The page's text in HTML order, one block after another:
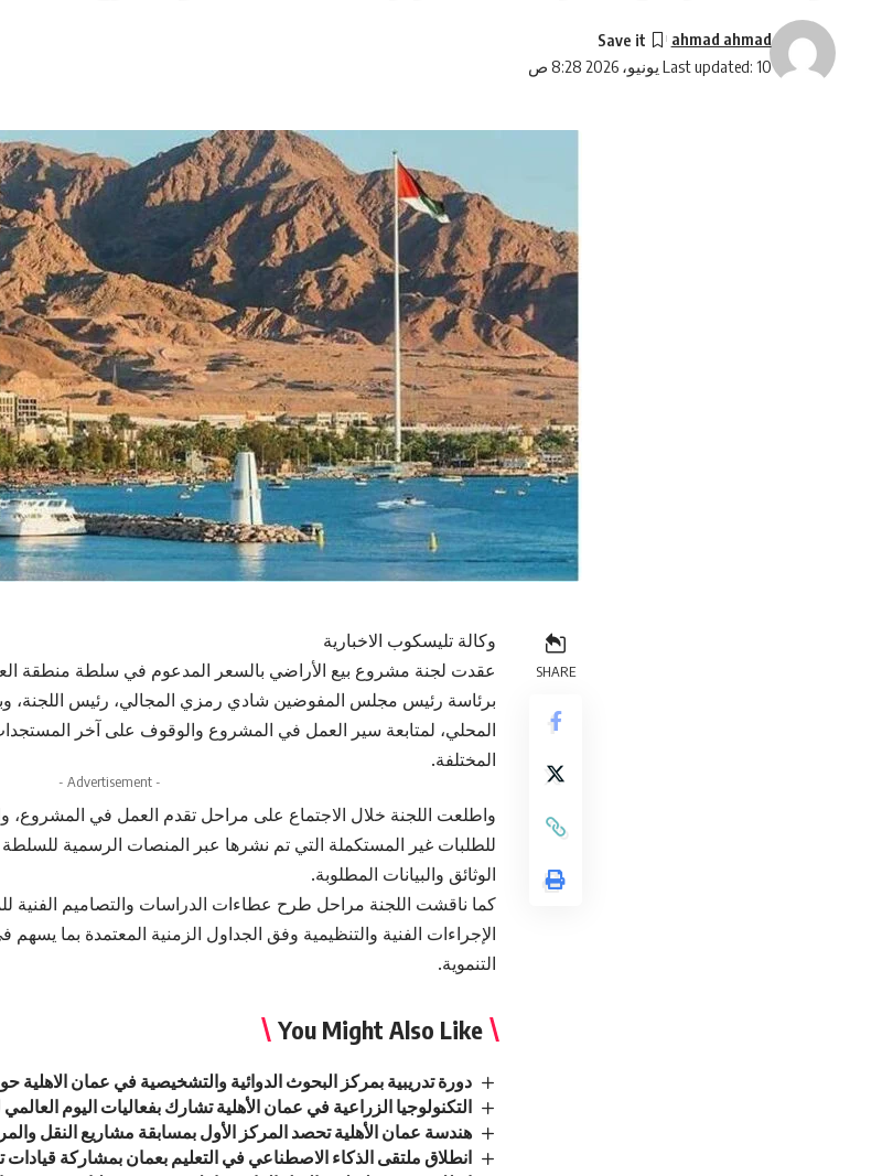
Last updated: 10 يونيو، 2026 8:28 ص
ahmad ahmad
SHARE
وكالة تليسكوب الاخبارية
عقدت لجنة مشروع بيع الأراضي بالسعر المدعوم في سلطة منطقة
برئاسة رئيس مجلس المفوضين شادي رمزي المجالي، رئيس اللجنة،
المحلي، لمتابعة سير العمل في المشروع والوقوف على آخر
المختلفة.
- Advertisement -
واطلعت اللجنة خلال الاجتماع على مراحل تقدم العمل في المشروع،
للطلبات غير المستكملة التي تم نشرها عبر المنصات الرسمية للسلطة
الوثائق والبيانات المطلوبة.
كما ناقشت اللجنة مراحل طرح عطاءات الدراسات والتصاميم
الإجراءات الفنية والتنظيمية وفق الجداول الزمنية المعتمدة بما
التنموية.
You Might Also Like
دورة تدريبية بمركز البحوث الدوائية والتشخيصية في عمان الاهلية
التكنولوجيا الزراعية في عمان الأهلية تشارك بفعاليات اليوم العالمي
هندسة عمان الأهلية تحصد المركز الأول بمسابقة مشاريع النقل
انطلاق ملتقى الذكاء الاصطناعي في التعليم بعمان بمشاركة قيادات